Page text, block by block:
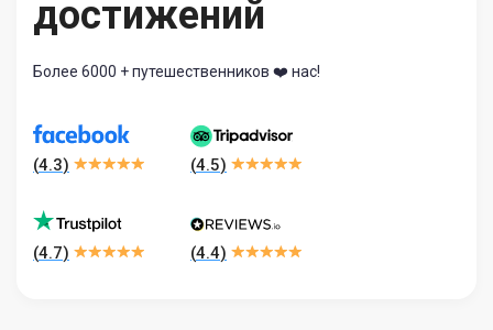
достижений
Более 6000 + путешественников ❤️ нас!
(4.3) (4.5)
(4.7) (4.4)